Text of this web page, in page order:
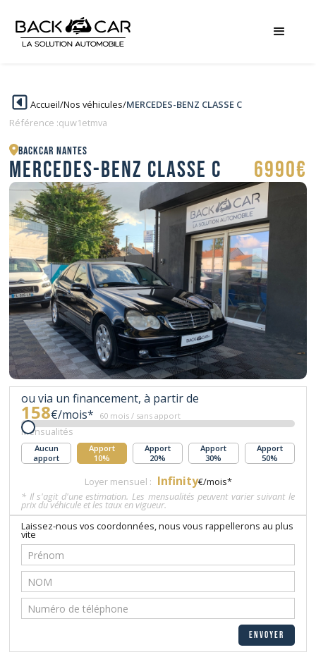
Accueil/Nos véhicules/MERCEDES-BENZ CLASSE C
Référence :quw1etmva
BACKCAR Nantes
MERCEDES-BENZ CLASSE C 6990€
ou via un financement, à partir de
158€/mois* 60 mois / sans apport
Mensualités
Aucun
apport
Apport
10%
Apport
20%
Apport
30%
Apport
50%
Loyer mensuel : Infinity€/mois*
* Il s'agit d'une estimation. Les mensualités peuvent varier suivant le
prix du véhicule et les taux en vigueur.
Laissez-nous vos coordonnées, nous vous rappellerons au plus
vite